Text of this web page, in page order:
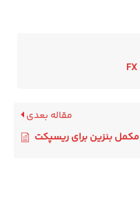
مقاله بعدی
بنزین برای ریسپکت